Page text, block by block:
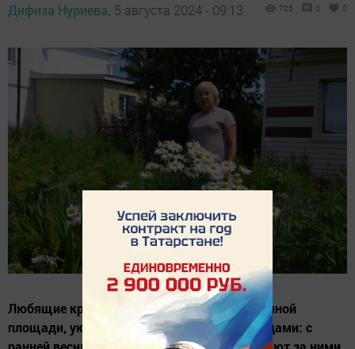
Дифиза Нуриева, 5 августа 2024 - 09:13 725 0 0
Любящие красоту хозяйки, живущие на Конной
площади, украшают участки перед подъездами: с